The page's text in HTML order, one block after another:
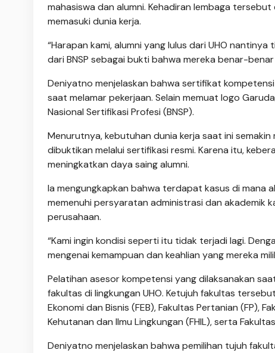
mahasiswa dan alumni. Kehadiran lembaga
memasuki dunia kerja.
“Harapan kami, alumni yang lulus dari UHO
dari BNSP sebagai bukti bahwa mereka benar-
Deniyatno menjelaskan bahwa sertifikat
saat melamar pekerjaan. Selain memuat logo
Nasional Sertifikasi Profesi (BNSP).
Menurutnya, kebutuhan dunia kerja saat ini
dibuktikan melalui sertifikasi resmi. Karena itu,
meningkatkan daya saing alumni.
Ia mengungkapkan bahwa terdapat kasus di mana
memenuhi persyaratan administrasi dan akademik
perusahaan.
“Kami ingin kondisi seperti itu tidak terjadi lagi.
mengenai kemampuan dan keahlian yang mereka
Pelatihan asesor kompetensi yang dilaksanakan
fakultas di lingkungan UHO. Ketujuh fakultas
Ekonomi dan Bisnis (FEB), Fakultas Pertanian (FP),
Kehutanan dan Ilmu Lingkungan (FHIL), serta
Deniyatno menjelaskan bahwa pemilihan tujuh